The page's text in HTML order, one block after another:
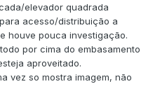
elevador quadrada
acesso/distribuição a
houve pouca investigação.
por cima do embasamento
aproveitado.
vez so mostra imagem, não